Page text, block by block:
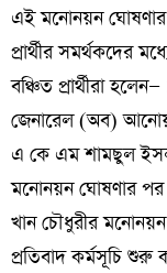
এই মনোনয়ন ঘোষণার
প্রার্থীর সমর্থকদের
বঞ্চিত প্রার্থীরা
জেনারেল (অব)
এ কে এম শামছুল
মনোনয়ন ঘোষণার পর
খান চৌধুরীর মনোনয়ন
প্রতিবাদ কর্মসূচি শুরু